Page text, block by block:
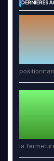
DERNIERES
la